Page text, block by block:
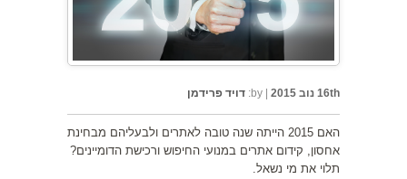
16th נוב 2015 |
by: דויד פרידמן
האם 2015 הייתה שנה טובה לאתרים ולבעליהם מבחינת
אחסון, קידום אתרים במנועי החיפוש ורכישת הדומיינים?
תלוי את מי נשאל.